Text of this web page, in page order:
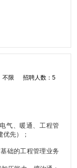
不限
招聘人数：5
气、暖通、工程管
先）；
基础的工程管理业务